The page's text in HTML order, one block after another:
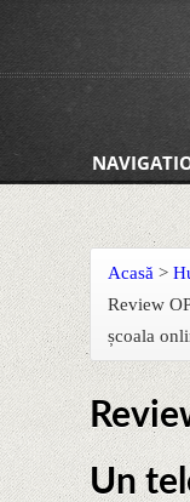
Acasă >
Review
școala
Un